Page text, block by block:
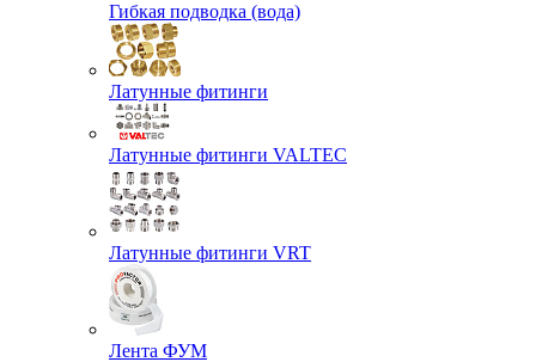
Гибкая подводка (вода)
Латунные фитинги
Латунные фитинги VALTEC
Латунные фитинги VRT
Лента ФУМ